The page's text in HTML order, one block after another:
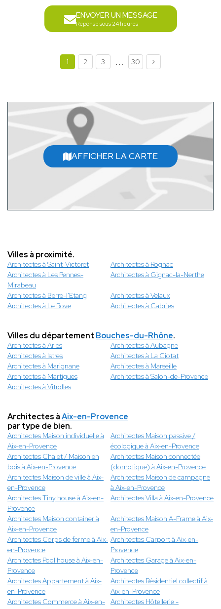
ENVOYER UN MESSAGE
Réponse sous 24 heures
1 2 3 ... 30
AFFICHER LA CARTE
Villes à proximité.
Architectes à Saint-Victoret
Architectes à Rognac
Architectes à Les Pennes-
Mirabeau
Architectes à Gignac-la-Nerthe
Architectes à Berre-l'Etang
Architectes à Velaux
Architectes à Le Rove
Architectes à Cabries
Villes du département Bouches-du-Rhône.
Architectes à Arles
Architectes à Aubagne
Architectes à Istres
Architectes à La Ciotat
Architectes à Marignane
Architectes à Marseille
Architectes à Martigues
Architectes à Salon-de-Provence
Architectes à Vitrolles
Architectes àAix-en-Provence
par type de bien.
Architectes Maison individuelle à
Aix-en-Provence
Architectes Maison passive /
écologique à Aix-en-Provence
Architectes Chalet / Maison en
bois à Aix-en-Provence
Architectes Maison connectée
(domotique) à Aix-en-Provence
Architectes Maison de ville à Aix-
en-Provence
Architectes Maison de campagne
à Aix-en-Provence
Architectes Tiny house à Aix-en-
Provence
Architectes Villa à Aix-en-Provence
Architectes Maison container à
Aix-en-Provence
Architectes Maison A-Frame à Aix-
en-Provence
Architectes Corps de ferme à Aix-
en-Provence
Architectes Carport à Aix-en-
Provence
Architectes Pool house à Aix-en-
Provence
Architectes Garage à Aix-en-
Provence
Architectes Appartement à Aix-
en-Provence
Architectes Résidentiel collectif à
Aix-en-Provence
Architectes Commerce à Aix-en-
Architectes Hôtellerie -